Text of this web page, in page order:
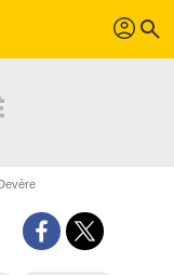
profil search